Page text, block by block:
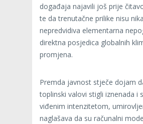
događaja najavili još prije
te da trenutačne prilike nisu
nepredvidiva elementarna
direktna posjedica globalnih
promjena.
Premda javnost stječe dojam
toplinski valovi stigli iznenada i
viđenim intenzitetom,
naglašava da su računalni